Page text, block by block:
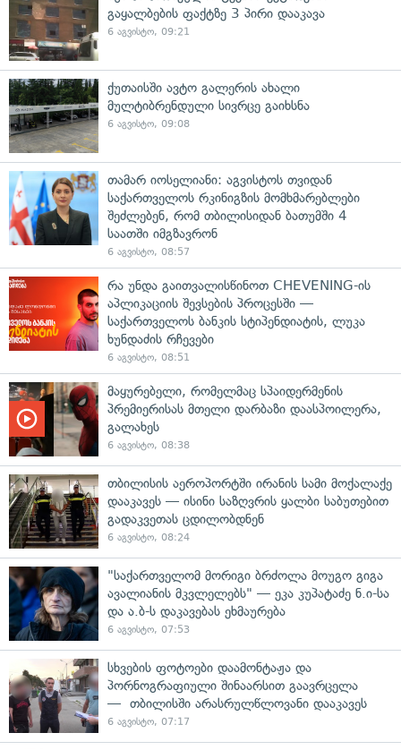
გაყალბების ფაქტზე 3 პირი დააკავა
6 აგვისტო, 09:21
ქუთაისში ავტო გალერის ახალი
მულტიბრენდული სივრცე გაიხსნა
6 აგვისტო, 09:08
თამარ იოსელიანი: აგვისტოს თვიდან
საქართველოს რკინიგზის მომხმარებლები
შეძლებენ, რომ თბილისიდან ბათუმში 4
საათში იმგზავრონ
6 აგვისტო, 08:57
რა უნდა გაითვალისწინოთ CHEVENING-ის
აპლიკაციის შევსების პროცესში —
საქართველოს ბანკის სტიპენდიატის, ლუკა
ხუნდაძის რჩევები
6 აგვისტო, 08:51
მაყურებელი, რომელმაც სპაიდერმენის
პრემიერისას მთელი დარბაზი დაასპოილერა,
გალახეს
6 აგვისტო, 08:38
თბილისის აეროპორტში ირანის სამი მოქალაქე
დააკავეს — ისინი საზღვრის ყალბი საბუთებით
გადაკვეთას ცდილობდნენ
6 აგვისტო, 08:24
"საქართველომ მორიგი ბრძოლა მოუგო გიგა
ავალიანის მკვლელებს" — ეკა კუპატაძე ნ.ი-სა
და ა.ბ-ს დაკავებას ეხმაურება
6 აგვისტო, 07:53
სხვების ფოტოები დაამონტაჟა და
პორნოგრაფიული შინაარსით გაავრცელა
— თბილისში არასრულწლოვანი დააკავეს
6 აგვისტო, 07:17